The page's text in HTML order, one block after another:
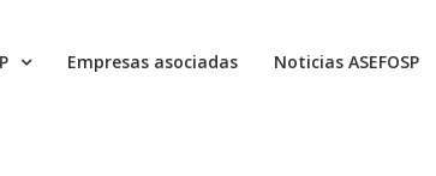
Empresas asociadas Noticias ASEFOSP